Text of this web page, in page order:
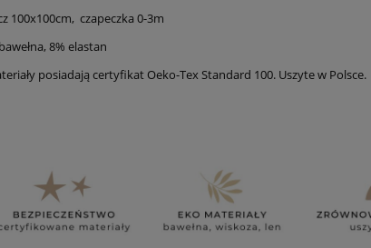
100x100cm, czapeczka 0-3m
8% elastan
posiadają certyfikat Oeko-Tex Standard 100. Uszyte w Polsce.